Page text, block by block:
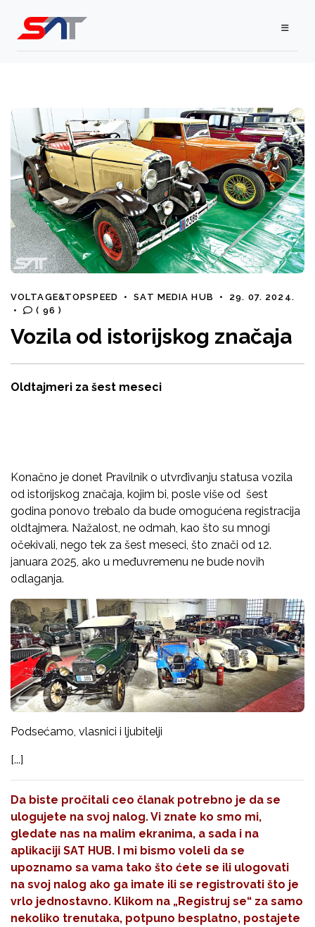
VOLTAGE&TOPSPEED • SAT MEDIA HUB •
29. 07. 2024.
•
( 96 )
Vozila od istorijskog značaja
Oldtajmeri za šest meseci
Konačno je donet Pravilnik o utvrđivanju statusa vozila
od istorijskog značaja, kojim bi, posle više od šest
godina ponovo trebalo da bude omogućena registracija
oldtajmera. Nažalost, ne odmah, kao što su mnogi
očekivali, nego tek za šest meseci, što znači od 12.
januara 2025, ako u međuvremenu ne bude novih
odlaganja.
Podsećamo, vlasnici i ljubitelji
[...]
Da biste pročitali ceo članak potrebno je da se
ulogujete na svoj nalog. Vi znate ko smo mi,
gledate nas na malim ekranima, a sada i na
aplikaciji SAT HUB. I mi bismo voleli da se
upoznamo sa vama tako što ćete se ili ulogovati
na svoj nalog ako ga imate ili se registrovati što je
vrlo jednostavno. Klikom na „Registruj se“ za samo
nekoliko trenutaka, potpuno besplatno, postajete